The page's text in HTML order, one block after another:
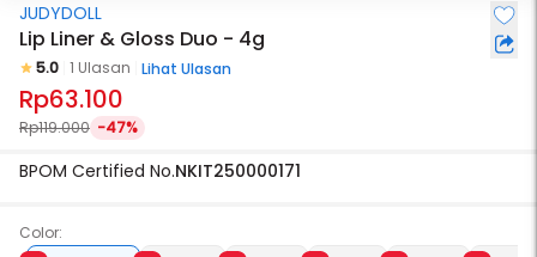
JUDYDOLL
Lip Liner & Gloss Duo - 4g
5.0 1 Ulasan Lihat Ulasan
Rp63.100
Rp119.000 -47%
BPOM Certified No.NKIT250000171
Color: